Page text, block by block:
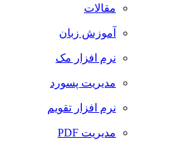
مقالات
آموزش زبان
نرم افزار مک
مدیریت پسورد
نرم افزار تقویم
مدیریت PDF